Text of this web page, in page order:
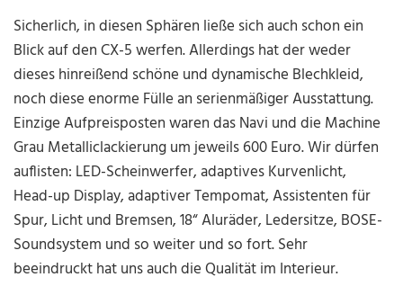
Sicherlich, in diesen Sphären ließe sich auch schon ein
Blick auf den CX-5 werfen. Allerdings hat der weder
dieses hinreißend schöne und dynamische Blechkleid,
noch diese enorme Fülle an serienmäßiger Ausstattung.
Einzige Aufpreisposten waren das Navi und die Machine
Grau Metalliclackierung um jeweils 600 Euro. Wir dürfen
auflisten: LED-Scheinwerfer, adaptives Kurvenlicht,
Head-up Display, adaptiver Tempomat, Assistenten für
Spur, Licht und Bremsen, 18“ Aluräder, Ledersitze, BOSE-
Soundsystem und so weiter und so fort. Sehr
beeindruckt hat uns auch die Qualität im Interieur.